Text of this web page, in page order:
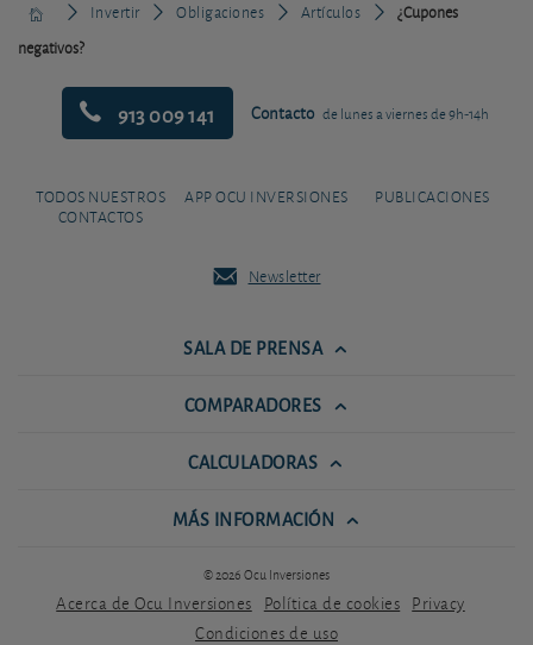
Invertir Obligaciones Artículos
¿Cupones
negativos?
913 009 141 Contacto de lunes a viernes de 9h-14h
TODOS NUESTROS
CONTACTOS
APP OCU INVERSIONES PUBLICACIONES
Newsletter
SALA DE PRENSA
COMPARADORES
CALCULADORAS
MÁS INFORMACIÓN
© 2026 Ocu Inversiones
Acerca de Ocu Inversiones Política de cookies Privacy
Condiciones de uso